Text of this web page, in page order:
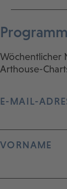
Wöchentlicher
Arthouse-
E-MAIL-
VORNAME